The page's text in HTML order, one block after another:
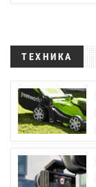
ТЕХНИКА